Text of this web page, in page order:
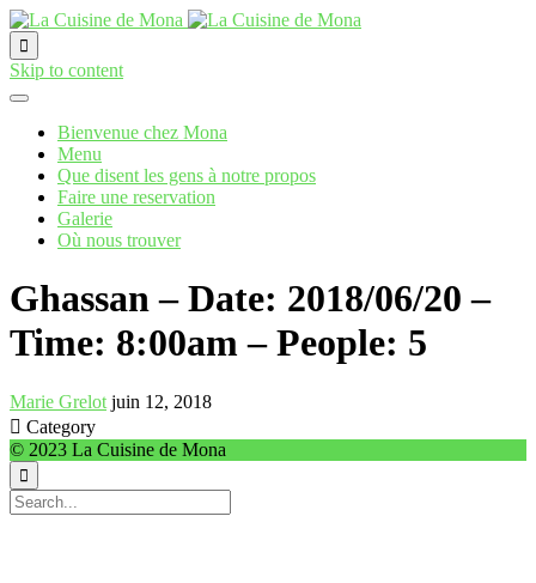

Skip to content
Bienvenue chez Mona
Menu
Que disent les gens à notre propos
Faire une reservation
Galerie
Où nous trouver
Ghassan – Date: 2018/06/20 –
Time: 8:00am – People: 5
Marie Grelot juin 12, 2018
 Category
© 2023 La Cuisine de Mona
